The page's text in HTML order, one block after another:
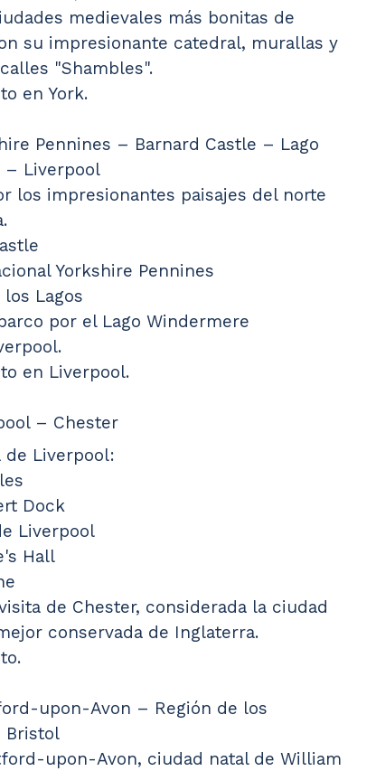
medievales más bonitas de
su impresionante catedral, murallas y
"Shambles".
en York.
Pennines – Barnard Castle – Lago
– Liverpool
los impresionantes paisajes del norte
Yorkshire Pennines
los Lagos
por el Lago Windermere
en Liverpool.
– Chester
de Liverpool:
Dock
Liverpool
Hall
de Chester, considerada la ciudad
conservada de Inglaterra.
upon-Avon – Región de los
Bristol
upon-Avon, ciudad natal de William